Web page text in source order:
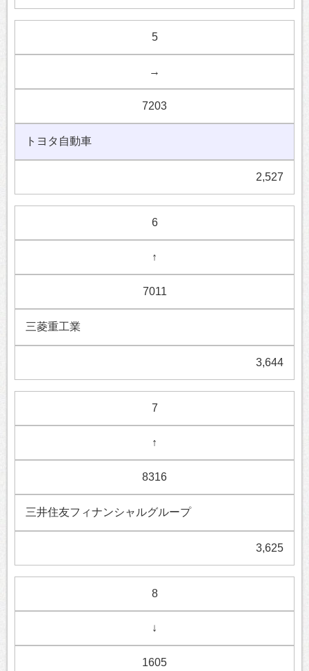
5
→
7203
トヨタ自動車
2,527
6
↑
7011
三菱重工業
3,644
7
↑
8316
三井住友フィナンシャルグループ
3,625
8
↓
1605